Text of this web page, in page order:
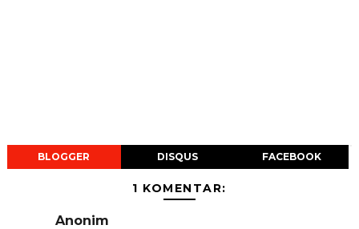
BLOGGER DISQUS FACEBOOK
1 KOMENTAR:
Anonim